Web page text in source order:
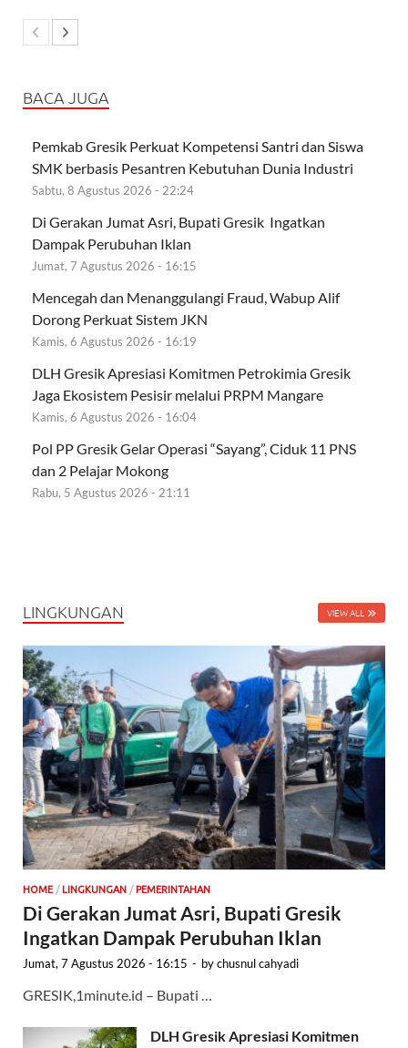
BACA JUGA
Pemkab Gresik Perkuat Kompetensi Santri dan Siswa
SMK berbasis Pesantren Kebutuhan Dunia Industri
Sabtu, 8 Agustus 2026 - 22:24
Di Gerakan Jumat Asri, Bupati Gresik Ingatkan
Dampak Perubuhan Iklan
Jumat, 7 Agustus 2026 - 16:15
Mencegah dan Menanggulangi Fraud, Wabup Alif
Dorong Perkuat Sistem JKN
Kamis, 6 Agustus 2026 - 16:19
DLH Gresik Apresiasi Komitmen Petrokimia Gresik
Jaga Ekosistem Pesisir melalui PRPM Mangare
Kamis, 6 Agustus 2026 - 16:04
Pol PP Gresik Gelar Operasi “Sayang”, Ciduk 11 PNS
dan 2 Pelajar Mokong
Rabu, 5 Agustus 2026 - 21:11
LINGKUNGAN VIEW ALL
HOME / LINGKUNGAN / PEMERINTAHAN
Di Gerakan Jumat Asri, Bupati Gresik
Ingatkan Dampak Perubuhan Iklan
Jumat, 7 Agustus 2026 - 16:15 - bychusnul cahyadi
GRESIK,1minute.id – Bupati …
DLH Gresik Apresiasi Komitmen